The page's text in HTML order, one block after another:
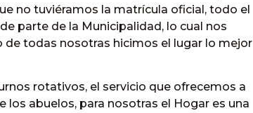
no tuviéramos la matrícula oficial, todo el
parte de la Municipalidad, lo cual nos
todas nosotras hicimos el lugar lo mejor
rotativos, el servicio que ofrecemos a
los abuelos, para nosotras el Hogar es una